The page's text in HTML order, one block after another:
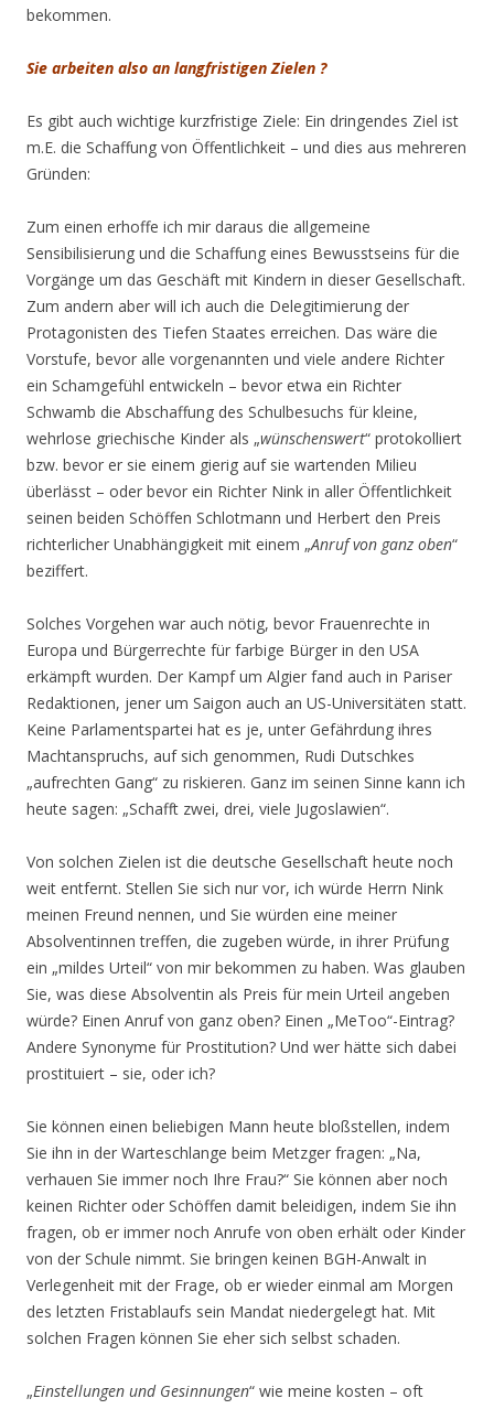
bekommen.
Sie arbeiten also an langfristigen Zielen ?
Es gibt auch wichtige kurzfristige Ziele: Ein dringendes Ziel ist
m.E. die Schaffung von Öffentlichkeit – und dies aus mehreren
Gründen:
Zum einen erhoffe ich mir daraus die allgemeine
Sensibilisierung und die Schaffung eines Bewusstseins für die
Vorgänge um das Geschäft mit Kindern in dieser Gesellschaft.
Zum andern aber will ich auch die Delegitimierung der
Protagonisten des Tiefen Staates erreichen. Das wäre die
Vorstufe, bevor alle vorgenannten und viele andere Richter
ein Schamgefühl entwickeln – bevor etwa ein Richter
Schwamb die Abschaffung des Schulbesuchs für kleine,
wehrlose griechische Kinder als „wünschenswert“ protokolliert
bzw. bevor er sie einem gierig auf sie wartenden Milieu
überlässt – oder bevor ein Richter Nink in aller Öffentlichkeit
seinen beiden Schöffen Schlotmann und Herbert den Preis
richterlicher Unabhängigkeit mit einem „Anruf von ganz oben“
beziffert.
Solches Vorgehen war auch nötig, bevor Frauenrechte in
Europa und Bürgerrechte für farbige Bürger in den USA
erkämpft wurden. Der Kampf um Algier fand auch in Pariser
Redaktionen, jener um Saigon auch an US-Universitäten statt.
Keine Parlamentspartei hat es je, unter Gefährdung ihres
Machtanspruchs, auf sich genommen, Rudi Dutschkes
„aufrechten Gang“ zu riskieren. Ganz im seinen Sinne kann ich
heute sagen: „Schafft zwei, drei, viele Jugoslawien“.
Von solchen Zielen ist die deutsche Gesellschaft heute noch
weit entfernt. Stellen Sie sich nur vor, ich würde Herrn Nink
meinen Freund nennen, und Sie würden eine meiner
Absolventinnen treffen, die zugeben würde, in ihrer Prüfung
ein „mildes Urteil“ von mir bekommen zu haben. Was glauben
Sie, was diese Absolventin als Preis für mein Urteil angeben
würde? Einen Anruf von ganz oben? Einen „MeToo“-Eintrag?
Andere Synonyme für Prostitution? Und wer hätte sich dabei
prostituiert – sie, oder ich?
Sie können einen beliebigen Mann heute bloßstellen, indem
Sie ihn in der Warteschlange beim Metzger fragen: „Na,
verhauen Sie immer noch Ihre Frau?“ Sie können aber noch
keinen Richter oder Schöffen damit beleidigen, indem Sie ihn
fragen, ob er immer noch Anrufe von oben erhält oder Kinder
von der Schule nimmt. Sie bringen keinen BGH-Anwalt in
Verlegenheit mit der Frage, ob er wieder einmal am Morgen
des letzten Fristablaufs sein Mandat niedergelegt hat. Mit
solchen Fragen können Sie eher sich selbst schaden.
„Einstellungen und Gesinnungen“ wie meine kosten – oft